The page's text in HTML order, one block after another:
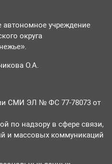
автономное учреждение
округа
О.А.
СМИ ЭЛ № ФС 77-78073 от
по надзору в сфере связи,
и массовых коммуникаций